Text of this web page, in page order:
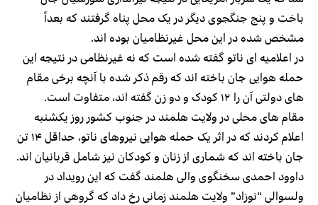
باخت و پنج جنگجوی دیگر در یک محل پناه گرفتند که بعداً
مشخص شده در این محل غیرنظامیان بوده اند.
در اعلامیه ای ناتو گفته شده است که نه غیرنظامی در نتیجه این
حمله هوایی جان باخته اند که رقم ذکر شده با آنچه برخی مقام
های دولتی آن را ۱۲ کودک و دو زن گفته اند، متفاوت است.
مقام های محلی در ولایت هلمند در جنوب کشور روز یکشنبه
اعلام کردند که در اثر یک حمله هوایی نیروهای ناتو، حداقل ۱۴ تن
جان باخته اند که شماری از زنان و کودکان نیز شامل قربانیان اند.
داوود احمدی سخنگوی والی هلمند گفت که این رویداد در
ولسوالی “نوزاد” ولایت هلمند زمانی رخ داد که گروهی از نظامیان